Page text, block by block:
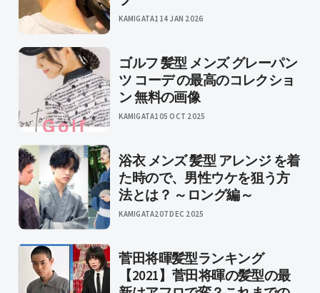
KAMIGATA1 14 JAN 2026
ゴルフ 髪型 メンズ グレーパン
ツ コーデ の最高のコレクショ
ン 無料の画像
KAMIGATA105 OCT 2025
浴衣 メンズ 髪型 アレンジ を着
た時ので、男性ウケを狙う方
法とは？ ～ロング編～
KAMIGATA207 DEC 2025
菅田将暉髪型ランキング
【2021】菅田将暉の髪型の最